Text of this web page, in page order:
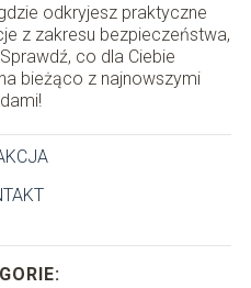
odkryjesz praktyczne
z zakresu bezpieczeństwa,
co dla Ciebie
bieżąco z najnowszymi